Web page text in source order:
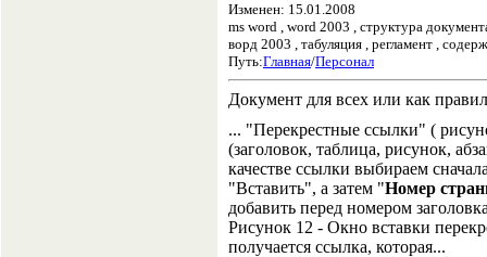
Изменен: 15.01.2008
ms word , word 2003 , структура
ворд 2003 , табуляция , регламент ,
Путь:Главная/Персонал
Документ для всех или как
... "Перекрестные ссылки" (
(заголовок, таблица, рисунок,
качестве ссылки выбираем
"Вставить", а затем "Номер
добавить перед номером
Рисунок 12 - Окно вставки
получается ссылка, которая...